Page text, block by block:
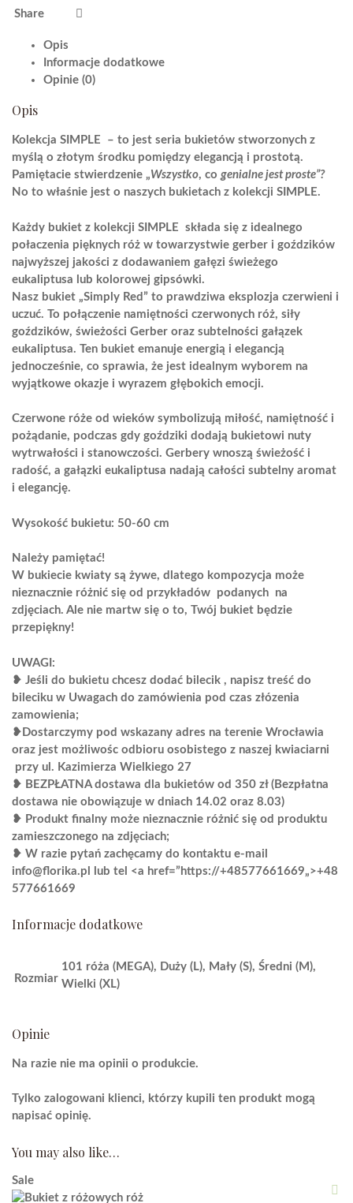
Share
Opis
Informacje dodatkowe
Opinie (0)
Opis
Kolekcja SIMPLE – to jest seria bukietów stworzonych z
myślą o złotym środku pomiędzy elegancją i prostotą.
Pamiętacie stwierdzenie „Wszystko, co genialne jest proste”?
No to właśnie jest o naszych bukietach z kolekcji SIMPLE.
Każdy bukiet z kolekcji SIMPLE składa się z idealnego
połaczenia pięknych róż w towarzystwie gerber i goździków
najwyższej jakości z dodawaniem gałęzi świeżego
eukaliptusa lub kolorowej gipsówki.
Nasz bukiet „Simply Red” to prawdziwa eksplozja czerwieni i
uczuć. To połączenie namiętności czerwonych róż, siły
goździków, świeżości Gerber oraz subtelności gałązek
eukaliptusa. Ten bukiet emanuje energią i elegancją
jednocześnie, co sprawia, że jest idealnym wyborem na
wyjątkowe okazje i wyrazem głębokich emocji.
Czerwone róże od wieków symbolizują miłość, namiętność i
pożądanie, podczas gdy goździki dodają bukietowi nuty
wytrwałości i stanowczości. Gerbery wnoszą świeżość i
radość, a gałązki eukaliptusa nadają całości subtelny aromat
i elegancję.
Wysokość bukietu: 50-60 cm
Należy pamiętać!
W bukiecie kwiaty są żywe, dlatego kompozycja może
nieznacznie różnić się od przykładów podanych na
zdjęciach. Ale nie martw się o to, Twój bukiet będzie
przepiękny!
UWAGI:
❥ Jeśli do bukietu chcesz dodać bilecik , napisz treść do
bileciku w Uwagach do zamówienia pod czas złózenia
zamowienia;
❥Dostarczymy pod wskazany adres na terenie Wrocławia
oraz jest możliwośc odbioru osobistego z naszej kwiaciarni
przy ul. Kazimierza Wielkiego 27
❥ BEZPŁATNA dostawa dla bukietów od 350 zł (Bezpłatna
dostawa nie obowiązuje w dniach 14.02 oraz 8.03)
❥ Produkt finalny może nieznacznie różnić się od produktu
zamieszczonego na zdjęciach;
❥ W razie pytań zachęcamy do kontaktu e-mail
info@florika.pl
lub tel <a href=”https://+48577661669„>+48
577661669
Informacje dodatkowe
Rozmiar
101 róża (MEGA), Duży (L), Mały (S), Średni (M),
Wielki (XL)
Opinie
Na razie nie ma opinii o produkcie.
Tylko zalogowani klienci, którzy kupili ten produkt mogą
napisać opinię.
You may also like…
Sale